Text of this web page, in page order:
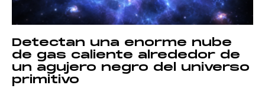
Detectan una enorme nube
de gas caliente alrededor de
un agujero negro del universo
primitivo